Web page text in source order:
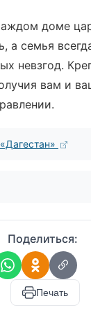
доме
а семья
невзгод.
вам и
Поделиться:
Печать